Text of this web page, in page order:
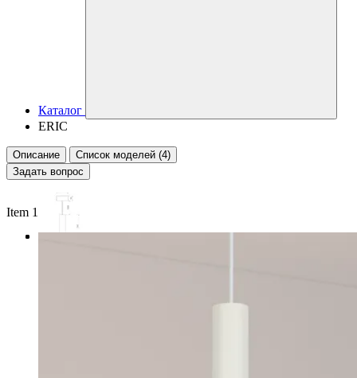
Каталог
ERIC
Описание
Список моделей (4)
Задать вопрос
Item 1 of 3